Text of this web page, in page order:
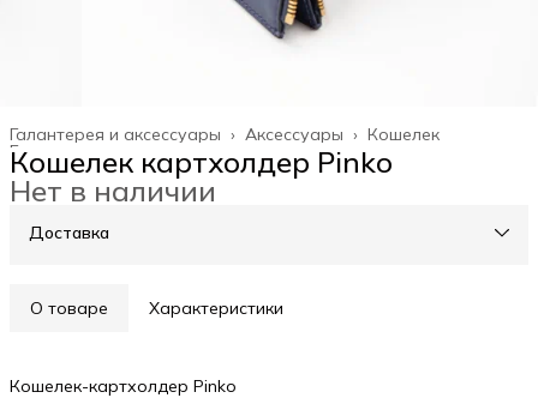
Кошелек
Аксессуары ›
Галантерея и аксессуары ›
Главная
Кошелек картхолдер Pinko
Нет в наличии
Доставка
О товаре Характеристики
Кошелек-картхолдер Pinko